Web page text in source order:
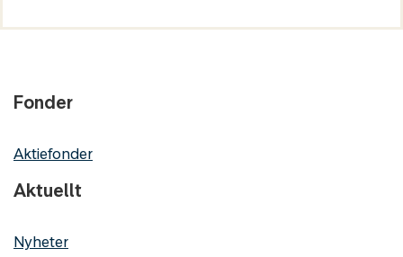
Fonder
Aktiefonder
Aktuellt
Nyheter